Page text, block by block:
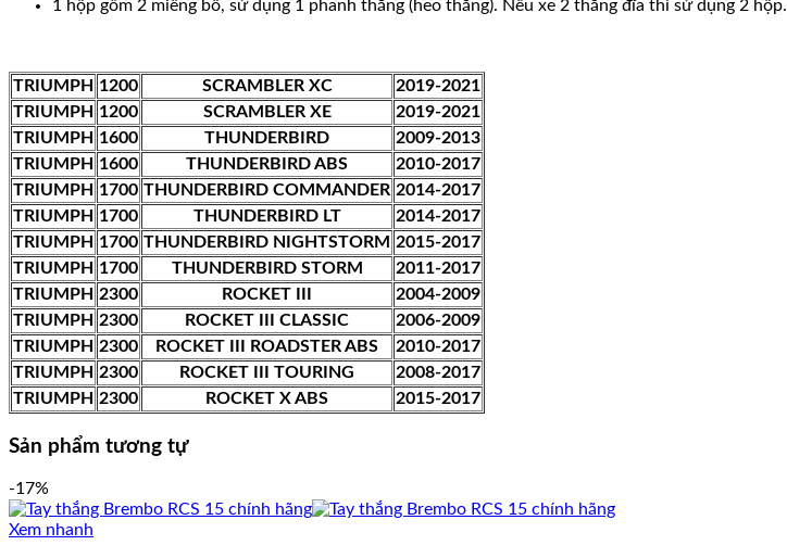
1 hộp gồm 2 miếng bố, sử dụng 1 phanh thắng (heo thắng). Nếu xe 2 thắng đĩa thì sử dụng 2 hộp.
TRIUMPH 1200 SCRAMBLER XC
2019-2021
TRIUMPH 1200 SCRAMBLER XE
2019-2021
TRIUMPH 1600 THUNDERBIRD
2009-2013
TRIUMPH 1600 THUNDERBIRD ABS
2010-2017
TRIUMPH 1700 THUNDERBIRD COMMANDER 2014-2017
TRIUMPH 1700 THUNDERBIRD LT
2014-2017
TRIUMPH 1700 THUNDERBIRD NIGHTSTORM 2015-2017
TRIUMPH 1700 THUNDERBIRD STORM
2011-2017
TRIUMPH 2300 ROCKET III
2004-2009
TRIUMPH 2300 ROCKET III CLASSIC
2006-2009
TRIUMPH 2300 ROCKET III ROADSTER ABS
2010-2017
TRIUMPH 2300 ROCKET III TOURING
2008-2017
TRIUMPH 2300 ROCKET X ABS 2015-2017
Sản phẩm tương tự
-17%
Xem nhanh